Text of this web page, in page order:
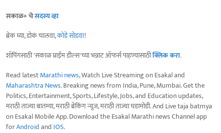
सकाळ+ चेसदस्य व्हा
ब्रेक घ्या, डोकं चालवा,कोडे सोडवा!
शॉपिंगसाठी 'सकाळ प्राईम डील्स'च्या भन्नाट ऑफर्स पाहण्यासाठीक्लिक करा.
Read latestMarathi news, Watch Live Streaming on Esakal and
Maharashtra News. Breaking news from India, Pune, Mumbai. Get the
Politics, Entertainment, Sports, Lifestyle, Jobs, and Education updates,
मराठी ताज्या बातम्या, मराठी ब्रेकिंग न्यूज, मराठी ताज्या घडामोडी. And Live taja batmya
on Esakal Mobile App. Download the Esakal Marathi news Channel app
forAndroidand IOS.